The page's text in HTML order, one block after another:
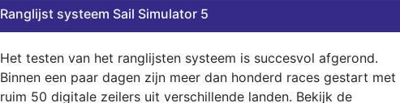
Ranglijst systeem Sail Simulator 5
Het testen van het ranglijsten systeem is succesvol afgerond.
Binnen een paar dagen zijn meer dan honderd races gestart met
ruim 50 digitale zeilers uit verschillende landen. Bekijk de